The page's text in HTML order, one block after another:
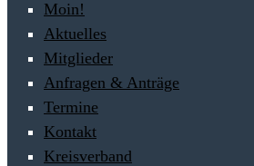
Moin!
Aktuelles
Mitglieder
Anfragen & Anträge
Termine
Kontakt
Kreisverband